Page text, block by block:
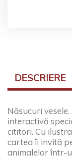
DESCRIERE
Năsucuri
interactivă
cititori. Cu
cartea îi invită
animalelor într-